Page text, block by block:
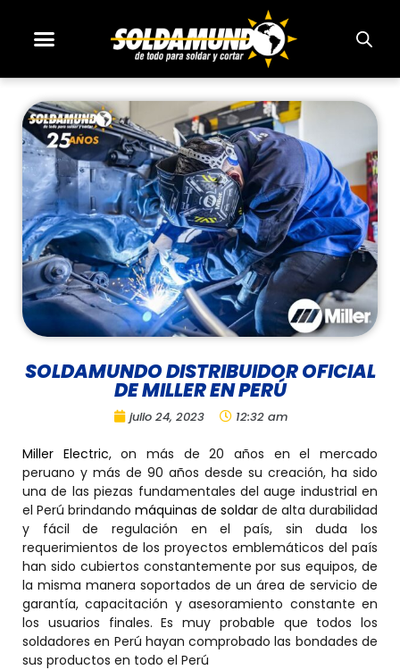
SOLDAMUNDO DISTRIBUIDOR OFICIAL
DE MILLER EN PERÚ
julio 24, 2023 12:32 am
Miller Electric, on más de 20 años en el mercado
peruano y más de 90 años desde su creación, ha sido
una de las piezas fundamentales del auge industrial en
el Perú brindando máquinas de soldar de alta durabilidad
y fácil de regulación en el país, sin duda los
requerimientos de los proyectos emblemáticos del país
han sido cubiertos constantemente por sus equipos, de
la misma manera soportados de un área de servicio de
garantía, capacitación y asesoramiento constante en
los usuarios finales. Es muy probable que todos los
soldadores en Perú hayan comprobado las bondades de
sus productos en todo el Perú